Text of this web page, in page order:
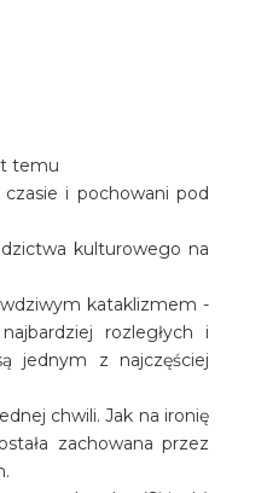
temu
i pochowani pod
kulturowego na
kataklizmem -
rozległych i
jednym z najczęściej
chwili. Jak na ironię
zachowana przez